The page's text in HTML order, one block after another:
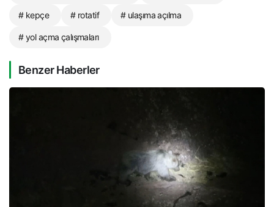
# kepçe # rotatif # ulaşıma açılma
# yol açma çalışmaları
Benzer Haberler